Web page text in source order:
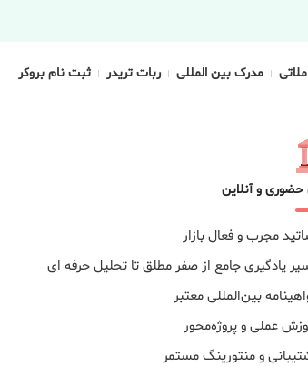
مدرک بین المللی ربات تریدر ثبت نام بروکر
و آنلاین
مجرب و فعال بازار
یادگیری جامع از صفر مطلق تا تحلیل حرفه ای
بین‌المللی معتبر
عملی و پروژه‌محور
و منتورینگ مستمر